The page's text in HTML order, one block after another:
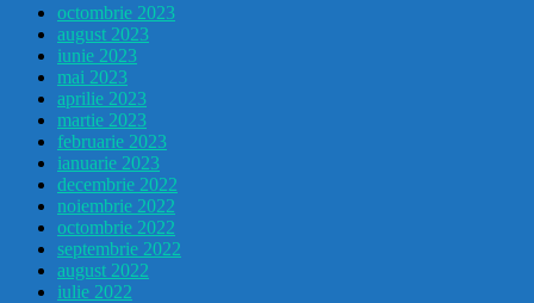
octombrie 2023
august 2023
iunie 2023
mai 2023
aprilie 2023
martie 2023
februarie 2023
ianuarie 2023
decembrie 2022
noiembrie 2022
octombrie 2022
septembrie 2022
august 2022
iulie 2022